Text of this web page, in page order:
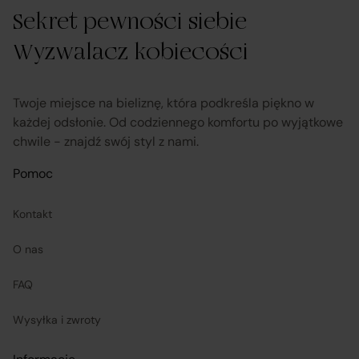
Sekret pewności siebie
Wyzwalacz kobiecości
Twoje miejsce na bieliznę, która podkreśla piękno w
każdej odsłonie. Od codziennego komfortu po wyjątkowe
chwile - znajdź swój styl z nami.
Pomoc
Kontakt
O nas
FAQ
Wysyłka i zwroty
obsługuje odstąpienie od umowy pośrednictwa;
sprzedaży;
koordynuje proces odstąpienia od umowy sprzedaży
w tym przyjmuje oświadczenia Klientów, potwierdza
zwrotu ceny i kosztów dostawy.
sprzedaży, w tym za dostarczenie towarów zgodnych z